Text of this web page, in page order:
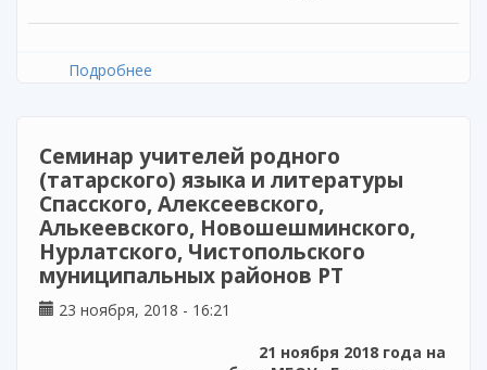
Подробнее
Cеминар учителей родного
(татарского) языка и литературы
Спасского, Алексеевского,
Алькеевского, Новошешминского,
Нурлатского, Чистопольского
муниципальных районов РТ
23 ноября, 2018 - 16:21
21 ноября 2018 года на